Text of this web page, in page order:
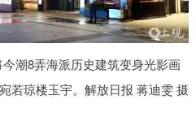
潮8弄海派历史建筑变身光影画
若琼楼玉宇。解放日报 蒋迪雯 摄